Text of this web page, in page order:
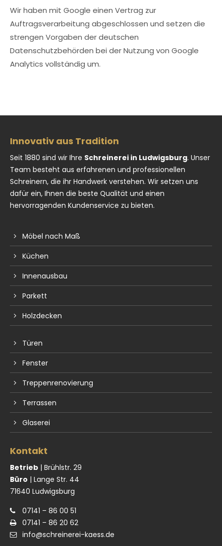
Wir haben mit Google einen Vertrag zur
Auftragsverarbeitung abgeschlossen und setzen die
strengen Vorgaben der deutschen
Datenschutzbehörden bei der Nutzung von Google
Analytics vollständig um.
Innovativ aus Tradition
Seit 1880 sind wir Ihre Schreinerei in Ludwigsburg. Unser
Team besteht aus erfahrenen und professionellen
Schreinern, die ihr Handwerk verstehen. Wir setzen uns
dafür ein, Ihnen die beste Qualität und einen
hervorragenden Kundenservice zu bieten.
Möbel nach Maß
Küchen
Innenausbau
Parkett
Holzdecken
Türen
Fenster
Treppenrenovierung
Terrassen
Glaserei
Kontakt
Betrieb | Brühlstr. 29
Büro | Lange Str. 44
71640 Ludwigsburg
07141 – 86 00 51
07141 – 86 20 62
info@schreinerei-kaess.de